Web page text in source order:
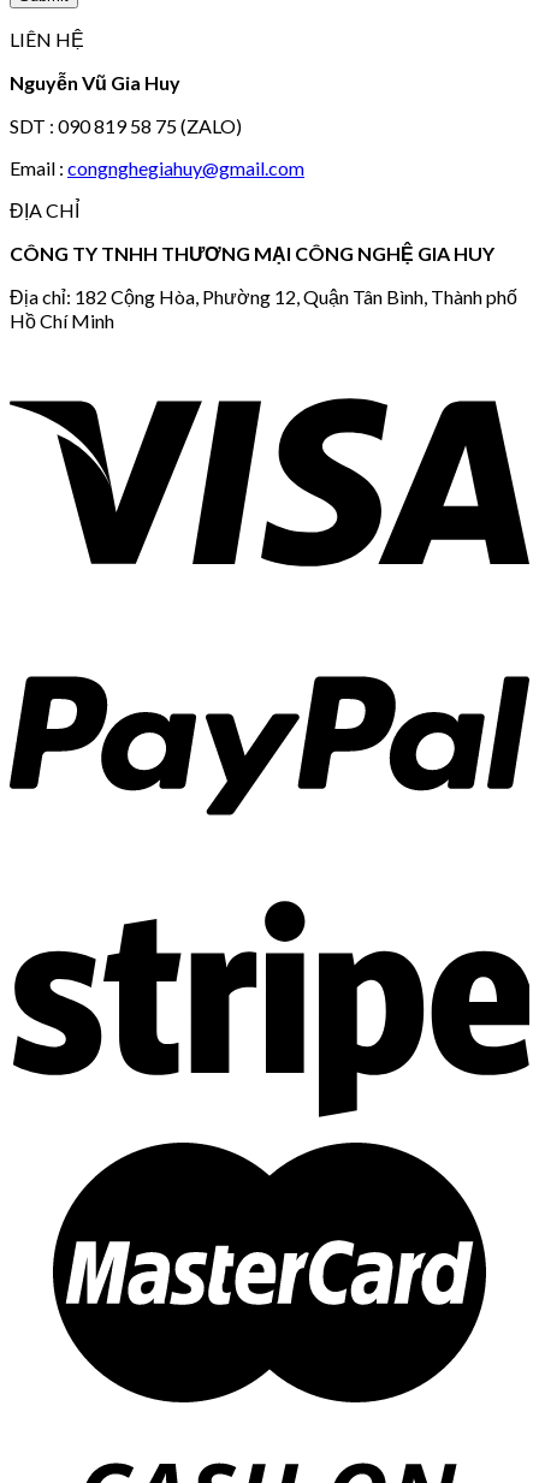
LIÊN HỆ
Nguyễn Vũ Gia Huy
SDT : 090 819 58 75 (ZALO)
Email : congnghegiahuy@gmail.com
ĐỊA CHỈ
CÔNG TY TNHH THƯƠNG MẠI CÔNG NGHỆ GIA HUY
Địa chỉ: 182 Cộng Hòa, Phường 12, Quận Tân Bình, Thành phố
Hồ Chí Minh